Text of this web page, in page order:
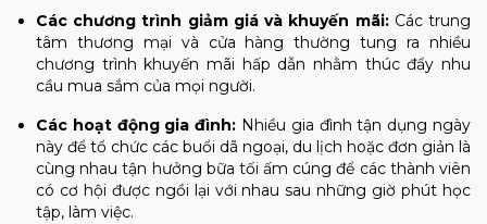
Các chương trình giảm giá và khuyến mãi:Các trung
tâm thương mại và cửa hàng thường tung ra nhiều
chương trình khuyến mãi hấp dẫn nhằm thúc đẩy nhu
cầu mua sắm của mọi người.
Các hoạt động gia đình: Nhiều gia đình tận dụng ngày
này để tổ chức các buổi dã ngoại, du lịch hoặc đơn giản là
cùng nhau tận hưởng bữa tối ấm cúng để các thành viên
có cơ hội được ngồi lại với nhau sau những giờ phút học
tập, làm việc.